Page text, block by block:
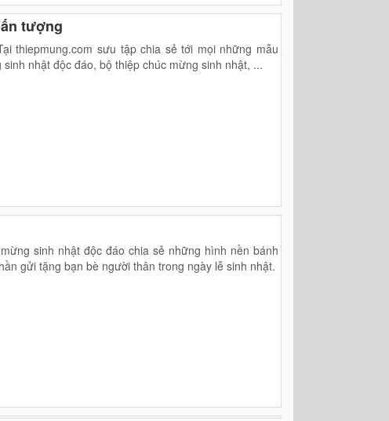
tượng
thiepmung.com sưu tập chia sẻ tới mọi những mẫu
nhật độc đáo, bộ thiệp chúc mừng sinh nhật, ...
sinh nhật độc đáo chia sẻ những hình nền bánh
gửi tặng bạn bè người thân trong ngày lễ sinh nhật.